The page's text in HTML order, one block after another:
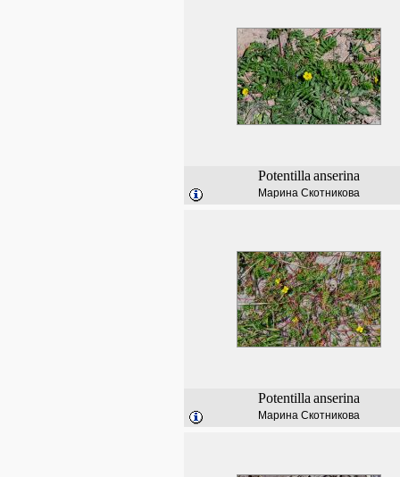
Potentilla anserina
Марина Скотникова
Potentilla anserina
Марина Скотникова